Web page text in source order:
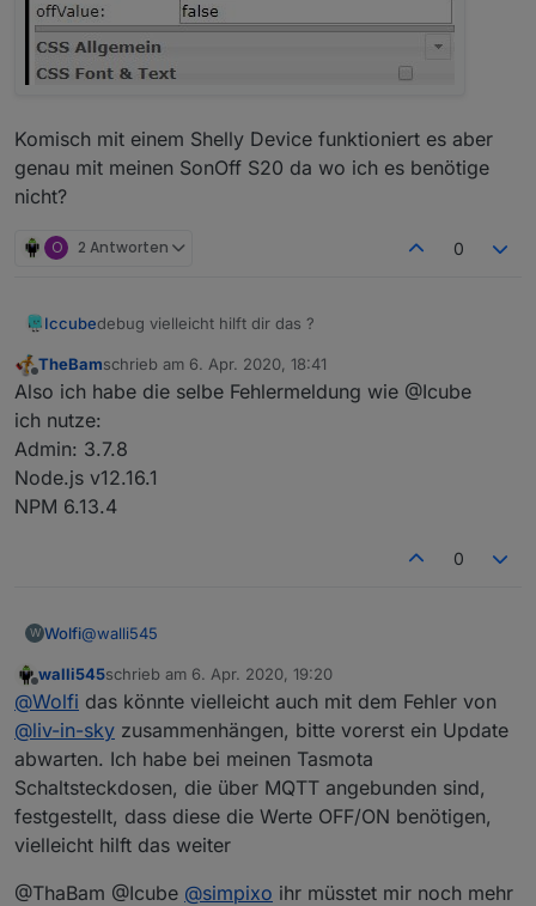
Komisch mit einem Shelly Device funktioniert es aber
genau mit meinen SonOff S20 da wo ich es benötige
nicht?
O 2 Antworten 0
Iccubedebug vielleicht hilft dir das ?
2020-04-05 22:08:25.247 - info: host.iobroker
2020-04-05 22:08:25.282 - info:
2020-04-05 22:08:26.064 - debug: time-
2020-04-05 22:08:26.096 - debug: time-
2020-04-05 22:08:26.100 - debug: time-
2020-04-05 22:08:26.101 - debug: time-
2020-04-05 22:08:26.102 - debug: time-
2020-04-05 22:08:26.122 - debug: time-
2020-04-05 22:08:26.160 - debug: time-
2020-04-05 22:08:26.161 - debug: time-
Offline
TheBamschrieb am 6. Apr. 2020, 18:41
zuletzt editiert von
Also ich habe die selbe Fehlermeldung wie @Icube
ich nutze:
Admin: 3.7.8
Node.js v12.16.1
NPM 6.13.4
0
W Wolfi@walli545
Habe das Adapter soweit installiert.
Bin am testen mit einer Sonoff S20 Schaltsteckdose.
Ein (true) funktioniert Aus (false) leider nicht??
Was mache ich falsch?
Node.js: v10.18.0
NPM: 6.13.7
Admin 4.0.5
Offline
walli545schrieb am 6. Apr. 2020, 19:20
zuletzt editiert von
@Wolfi das könnte vielleicht auch mit dem Fehler von
@liv-in-sky zusammenhängen, bitte vorerst ein Update
abwarten. Ich habe bei meinen Tasmota
Schaltsteckdosen, die über MQTT angebunden sind,
festgestellt, dass diese die Werte OFF/ON benötigen,
vielleicht hilft das weiter
@ThaBam @Icube @simpixo ihr müsstet mir noch mehr